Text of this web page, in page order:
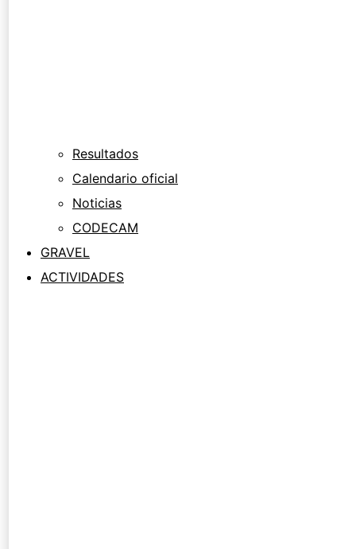
Resultados
Calendario oficial
Noticias
CODECAM
GRAVEL
ACTIVIDADES